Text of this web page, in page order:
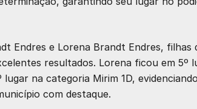
Endres e Lorena Brandt Endres, filhas
resultados. Lorena ficou em 5º
lugar na categoria Mirim 1D,
com destaque.